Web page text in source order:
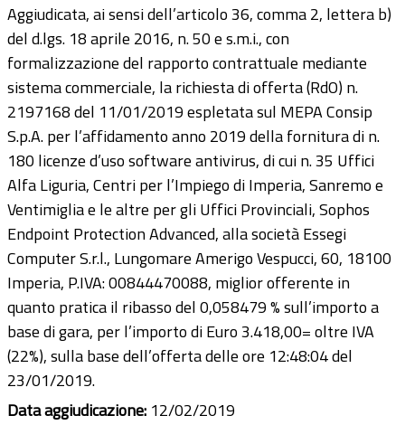
Aggiudicata, ai sensi dell’articolo 36, comma 2, lettera b)
del d.lgs. 18 aprile 2016, n. 50 e s.m.i., con
formalizzazione del rapporto contrattuale mediante
sistema commerciale, la richiesta di offerta (RdO) n.
2197168 del 11/01/2019 espletata sul MEPA Consip
S.p.A. per l’affidamento anno 2019 della fornitura di n.
180 licenze d’uso software antivirus, di cui n. 35 Uffici
Alfa Liguria, Centri per l’Impiego di Imperia, Sanremo e
Ventimiglia e le altre per gli Uffici Provinciali, Sophos
Endpoint Protection Advanced, alla società Essegi
Computer S.r.l., Lungomare Amerigo Vespucci, 60, 18100
Imperia, P.IVA: 00844470088, miglior offerente in
quanto pratica il ribasso del 0,058479 % sull’importo a
base di gara, per l’importo di Euro 3.418,00= oltre IVA
(22%), sulla base dell’offerta delle ore 12:48:04 del
23/01/2019.
Data aggiudicazione: 12/02/2019